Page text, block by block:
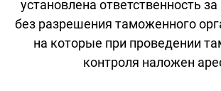
установлена ответственность
без разрешения таможенного
на которые при проведении
контроля наложен